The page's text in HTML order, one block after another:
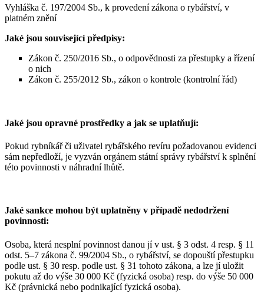
Vyhláška č. 197/2004 Sb., k provedení zákona o rybářství, v
platném znění
Jaké jsou související předpisy:
Zákon č. 250/2016 Sb., o odpovědnosti za přestupky a řízení
o nich
Zákon č. 255/2012 Sb., zákon o kontrole (kontrolní řád)
Jaké jsou opravné prostředky a jak se uplatňují:
Pokud rybníkář či uživatel rybářského revíru požadovanou evidenci
sám nepředloží, je vyzván orgánem státní správy rybářství k splnění
této povinnosti v náhradní lhůtě.
Jaké sankce mohou být uplatněny v případě nedodržení
povinnosti:
Osoba, která nesplní povinnost danou jí v ust. § 3 odst. 4 resp. § 11
odst. 5–7 zákona č. 99/2004 Sb., o rybářství, se dopouští přestupku
podle ust. § 30 resp. podle ust. § 31 tohoto zákona, a lze jí uložit
pokutu až do výše 30 000 Kč (fyzická osoba) resp. do výše 50 000
Kč (právnická nebo podnikající fyzická osoba).